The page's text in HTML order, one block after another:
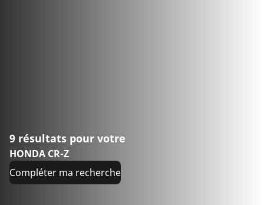
9 résultats pour votre
HONDA CR-Z
Compléter ma recherche